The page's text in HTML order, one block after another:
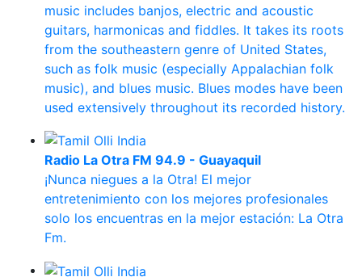
music includes banjos, electric and acoustic
guitars, harmonicas and fiddles. It takes its roots
from the southeastern genre of United States,
such as folk music (especially Appalachian folk
music), and blues music. Blues modes have been
used extensively throughout its recorded history.
Radio La Otra FM 94.9 - Guayaquil
¡Nunca niegues a la Otra! El mejor
entretenimiento con los mejores profesionales
solo los encuentras en la mejor estación: La Otra
Fm.